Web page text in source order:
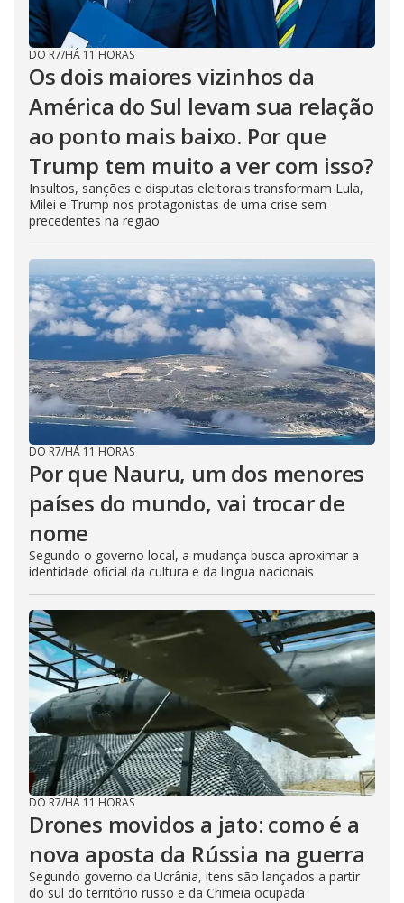
DO R7/HÁ 11 HORAS
Os dois maiores vizinhos da
América do Sul levam sua relação
ao ponto mais baixo. Por que
Trump tem muito a ver com isso?
Insultos, sanções e disputas eleitorais transformam Lula,
Milei e Trump nos protagonistas de uma crise sem
precedentes na região
DO R7/HÁ 11 HORAS
Por que Nauru, um dos menores
países do mundo, vai trocar de
nome
Segundo o governo local, a mudança busca aproximar a
identidade oficial da cultura e da língua nacionais
DO R7/HÁ 11 HORAS
Drones movidos a jato: como é a
nova aposta da Rússia na guerra
Segundo governo da Ucrânia, itens são lançados a partir
do sul do território russo e da Crimeia ocupada